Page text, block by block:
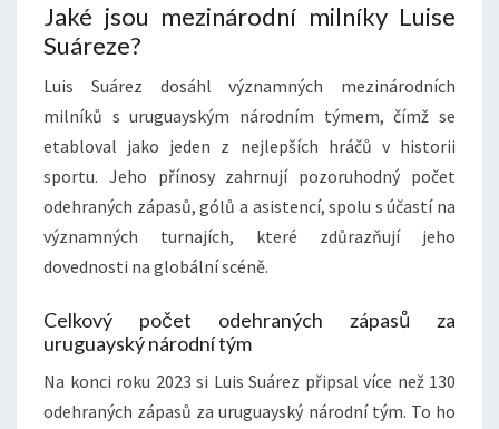
Jaké jsou mezinárodní milníky Luise
Suáreze?
Luis Suárez dosáhl významných mezinárodních
milníků s uruguayským národním týmem, čímž se
etabloval jako jeden z nejlepších hráčů v historii
sportu. Jeho přínosy zahrnují pozoruhodný počet
odehraných zápasů, gólů a asistencí, spolu s účastí na
významných turnajích, které zdůrazňují jeho
dovednosti na globální scéně.
Celkový počet odehraných zápasů za
uruguayský národní tým
Na konci roku 2023 si Luis Suárez připsal více než 130
odehraných zápasů za uruguayský národní tým. To ho